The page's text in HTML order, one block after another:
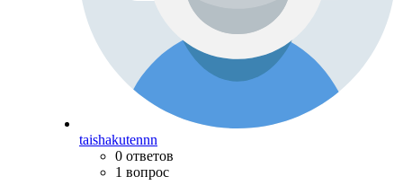
taishakutennn
0 ответов
1 вопрос